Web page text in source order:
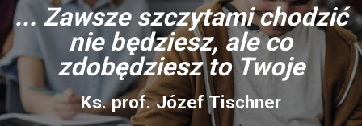
... Zawsze szczytami chodzić
nie będziesz, ale co
zdobędziesz to Twoje
Ks. prof. Józef Tischner